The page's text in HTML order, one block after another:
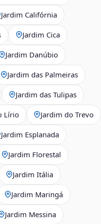
Jardim Califórnia
Jardim Cica
Jardim Danúbio
Jardim das Palmeiras
Jardim das Tulipas
Lírio Jardim do Trevo
Jardim Esplanada
Jardim Florestal
Jardim Itália
Jardim Maringá
Jardim Messina